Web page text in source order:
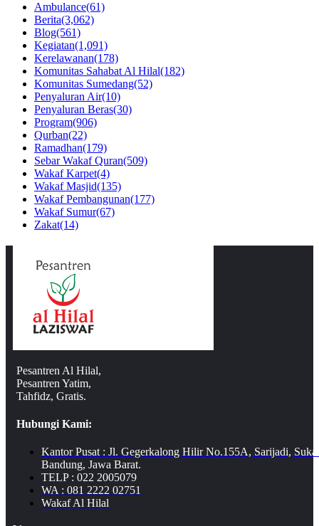
Ambulance(61)
Berita(3,062)
Blog(561)
Kegiatan(1,091)
Kerelawanan(178)
Komunitas Sahabat Al Hilal(182)
Komunitas Sumedang(52)
Penyaluran Air(10)
Penyaluran Beras(30)
Program(906)
Qurban(22)
Ramadhan(179)
Sebar Wakaf Quran(509)
Wakaf Karpet(4)
Wakaf Masjid(135)
Wakaf Pembangunan(177)
Wakaf Sumur(67)
Zakat(14)
Pesantren Al Hilal,
Pesantren Yatim,
Tahfidz, Gratis.
Hubungi Kami:
Kantor Pusat : Jl. Gegerkalong Hilir No.155A, Sarijadi,
Bandung, Jawa Barat.
TELP : 022 2005079
WA : 081 2222 02751
Wakaf Al Hilal